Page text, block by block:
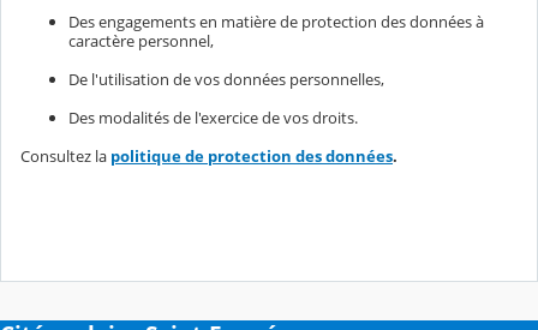
Des engagements en matière de protection des données à
caractère personnel,
De l'utilisation de vos données personnelles,
Des modalités de l'exercice de vos droits.
Consultez la politique de protection des données.